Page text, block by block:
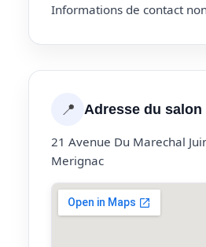
Informations de contact
📍 Adresse du salon
21 Avenue Du Marechal
Merignac